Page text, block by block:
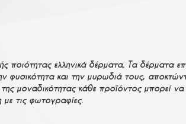
ποιότητας ελληνικά δέρματα. Τα δέρματα
φυσικότητα και την μυρωδιά τους,
μοναδικότητας κάθε προϊόντος μπορεί
τις φωτογραφίες.